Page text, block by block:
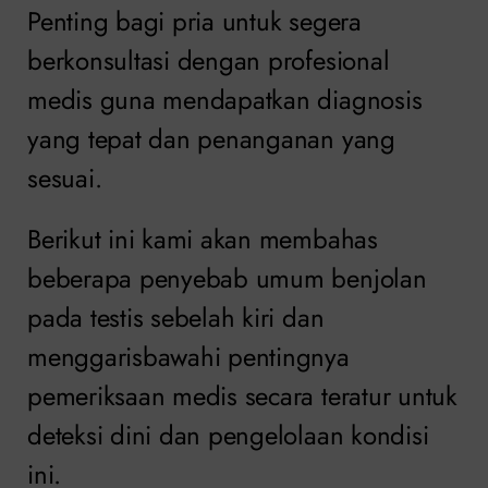
Penting bagi pria untuk segera
berkonsultasi dengan profesional
medis guna mendapatkan diagnosis
yang tepat dan penanganan yang
sesuai.
Berikut ini kami akan membahas
beberapa penyebab umum benjolan
pada testis sebelah kiri dan
menggarisbawahi pentingnya
pemeriksaan medis secara teratur untuk
deteksi dini dan pengelolaan kondisi
ini.